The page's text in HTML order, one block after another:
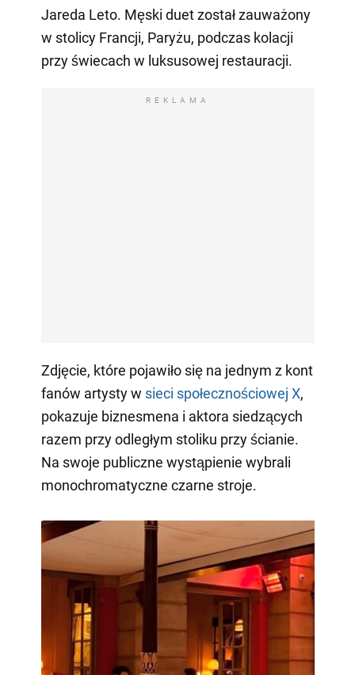
Jareda Leto. Męski duet został zauważony
w stolicy Francji, Paryżu, podczas kolacji
przy świecach w luksusowej restauracji.
REKLAMA
Zdjęcie, które pojawiło się na jednym z kont
fanów artysty w sieci społecznościowej X,
pokazuje biznesmena i aktora siedzących
razem przy odległym stoliku przy ścianie.
Na swoje publiczne wystąpienie wybrali
monochromatyczne czarne stroje.